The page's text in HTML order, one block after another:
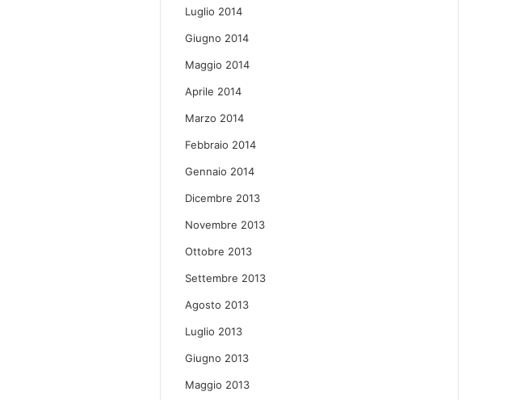
Luglio 2014
Giugno 2014
Maggio 2014
Aprile 2014
Marzo 2014
Febbraio 2014
Gennaio 2014
Dicembre 2013
Novembre 2013
Ottobre 2013
Settembre 2013
Agosto 2013
Luglio 2013
Giugno 2013
Maggio 2013